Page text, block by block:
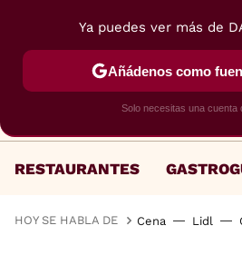
RESTAURANTES
HOY SE HABLA DE Cena Lidl
Ya puedes ver más de
Añádenos como
Solo necesitas una cuenta